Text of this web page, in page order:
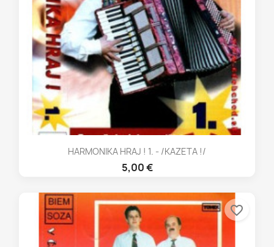
HARMONIKA HRAJ ! 1. - /KAZETA !/
5,00 €
favorite_border